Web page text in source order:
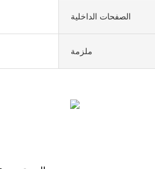
الصفحات الداخلية
ملزمة